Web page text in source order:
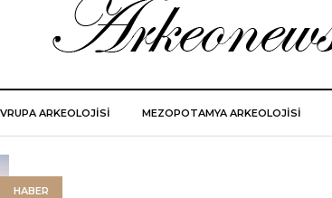
ARKEOLOJISI MEZOPOTAMYA ARKEOLOJISI
HABER